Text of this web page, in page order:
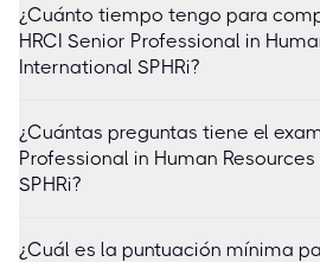
¿Cuánto tiempo tengo para
HRCI Senior Professional in
International SPHRi?
¿Cuántas preguntas tiene el
Professional in Human
SPHRi?
¿Cuál es la puntuación mínima